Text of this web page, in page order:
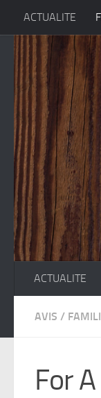
Skip to content
ACTUALITE
ACTUALITE
AVIS /
For